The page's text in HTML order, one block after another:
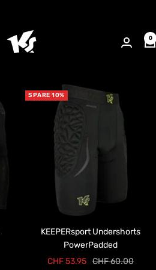
KEEPERsport
Suisse
0
SPARE 10%
KEEPERsport Undershorts
PowerPadded
Angebotspreis
CHF 53.95 Regulärer
CHF 60.00